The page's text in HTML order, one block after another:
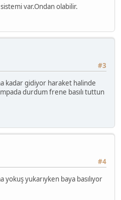
var.Ondan olabilir.
#3
kadar gidiyor haraket halinde
durdum frene basılı tuttun
#4
yokuş yukarıyken baya basılıyor